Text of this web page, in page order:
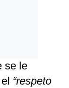
se le
“respeto